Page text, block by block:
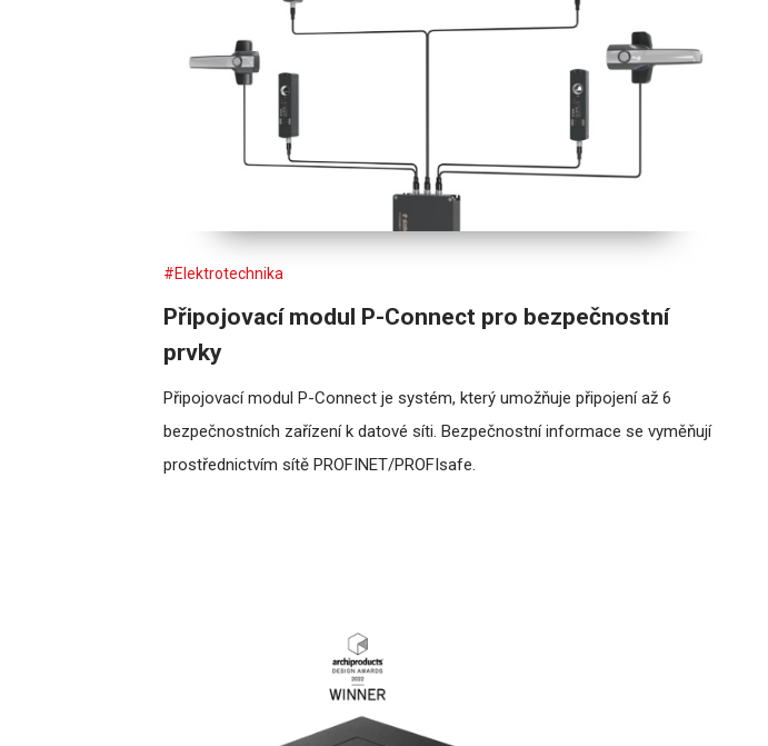
#Elektrotechnika
Připojovací modul P-Connect pro bezpečnostní
prvky
Připojovací modul P-Connect je systém, který umožňuje připojení až 6
bezpečnostních zařízení k datové síti. Bezpečnostní informace se vyměňují
prostřednictvím sítě PROFINET/PROFIsafe.